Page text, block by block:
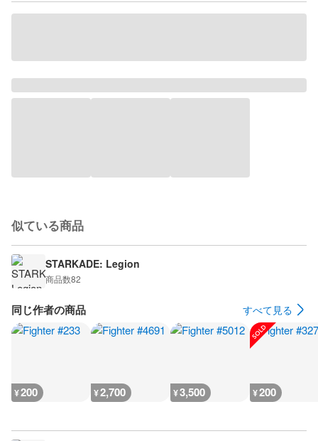
似ている商品
STARKADE: Legion
商品数82
同じ作者の商品 すべて見る
¥200 ¥2,700 ¥3,500 ¥200